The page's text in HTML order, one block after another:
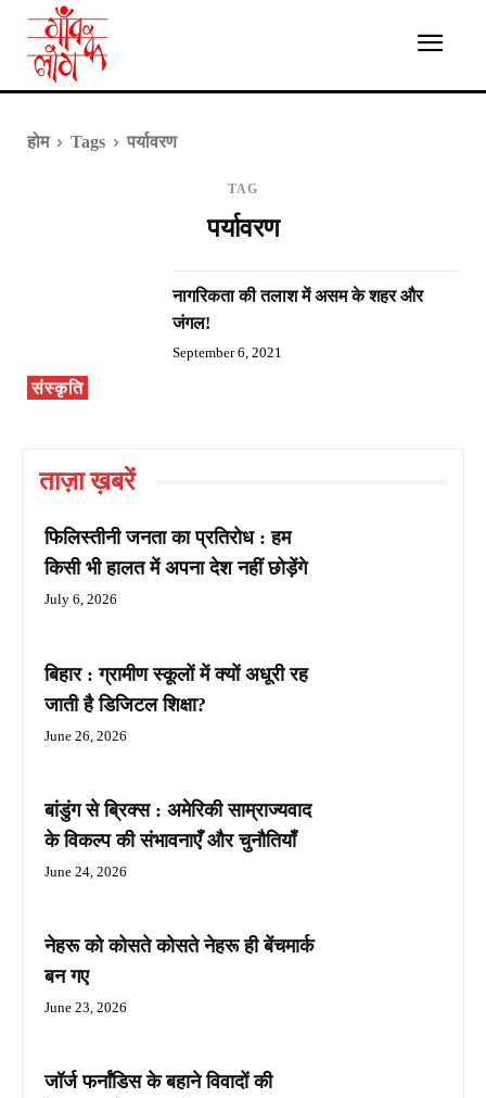
होम Tags पर्यावरण
TAG
पर्यावरण
संस्कृति
नागरिकता की तलाश में असम के शहर और
जंगल!
September 6, 2021
ताज़ा ख़बरें
फिलिस्तीनी जनता का प्रतिरोध : हम
किसी भी हालत में अपना देश नहीं छोड़ेंगे
July 6, 2026
बिहार : ग्रामीण स्कूलों में क्यों अधूरी रह
जाती है डिजिटल शिक्षा?
June 26, 2026
बांडुंग से ब्रिक्स : अमेरिकी साम्राज्यवाद
के विकल्प की संभावनाएँ और चुनौतियाँ
June 24, 2026
नेहरू को कोसते कोसते नेहरू ही बेंचमार्क
बन गए
June 23, 2026
जॉर्ज फर्नांडिस के बहाने विवादों की